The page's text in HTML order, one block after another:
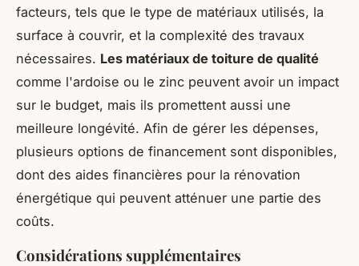
facteurs, tels que le type de matériaux utilisés, la
surface à couvrir, et la complexité des travaux
nécessaires. Les matériaux de toiture de qualité
comme l'ardoise ou le zinc peuvent avoir un impact
sur le budget, mais ils promettent aussi une
meilleure longévité. Afin de gérer les dépenses,
plusieurs options de financement sont disponibles,
dont des aides financières pour la rénovation
énergétique qui peuvent atténuer une partie des
coûts.
Considérations supplémentaires